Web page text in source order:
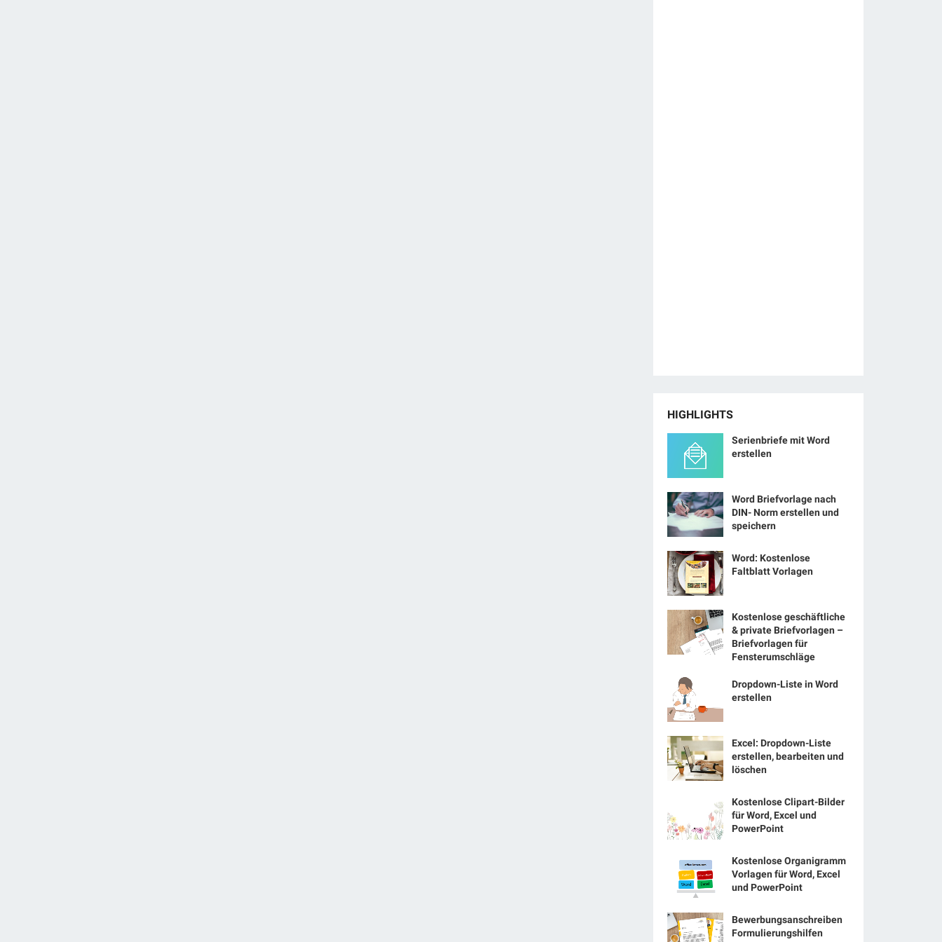
HIGHLIGHTS
Serienbriefe mit Word
erstellen
Word Briefvorlage nach
DIN- Norm erstellen und
speichern
Word: Kostenlose
Faltblatt Vorlagen
Kostenlose geschäftliche
& private Briefvorlagen –
Briefvorlagen für
Fensterumschläge
Dropdown-Liste in Word
erstellen
Excel: Dropdown-Liste
erstellen, bearbeiten und
löschen
Kostenlose Clipart-Bilder
für Word, Excel und
PowerPoint
Kostenlose Organigramm
Vorlagen für Word, Excel
und PowerPoint
Bewerbungsanschreiben
Formulierungshilfen